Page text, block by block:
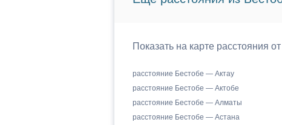
Показать на карте расстояния
расстояние Бестобе — Актау
расстояние Бестобе — Актобе
расстояние Бестобе — Алматы
расстояние Бестобе — Астана